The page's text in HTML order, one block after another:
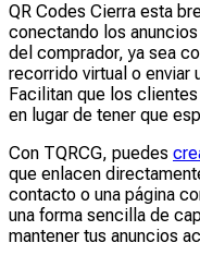
QR Codes Cierra esta
conectando los
del comprador, ya sea
recorrido virtual o enviar
Facilitan que los
en lugar de tener que
Con TQRCG, puedes
que enlacen
contacto o una página
una forma sencilla de
mantener tus anuncios